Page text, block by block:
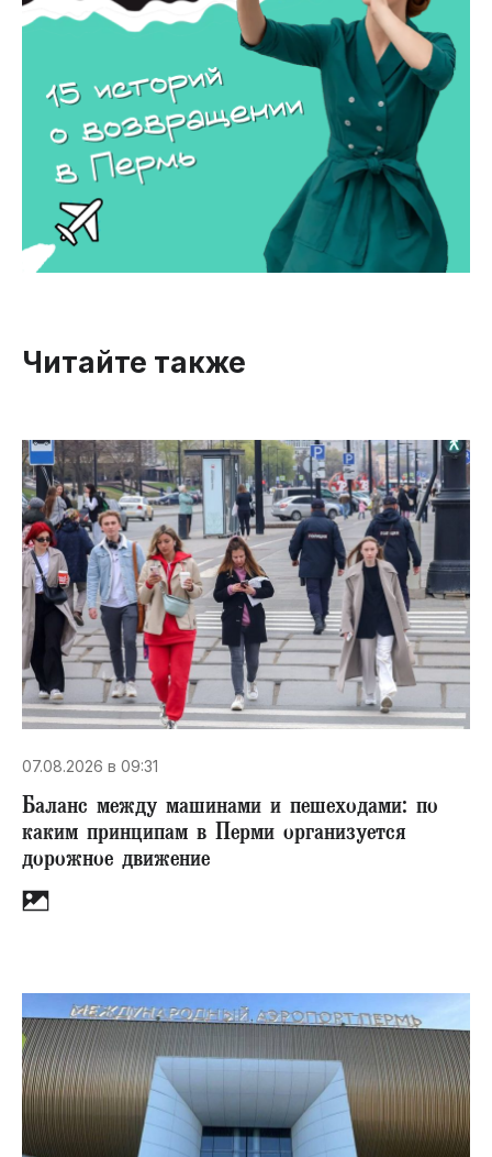
Читайте также
07.08.2026 в 09:31
Баланс между машинами и пешеходами: по
каким принципам в Перми организуется
дорожное движение